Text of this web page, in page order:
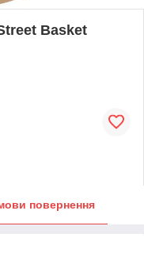
Basket
повернення